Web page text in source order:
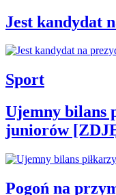
Jest kandydat
Sport
Ujemny bilans
juniorów
Pogoń na